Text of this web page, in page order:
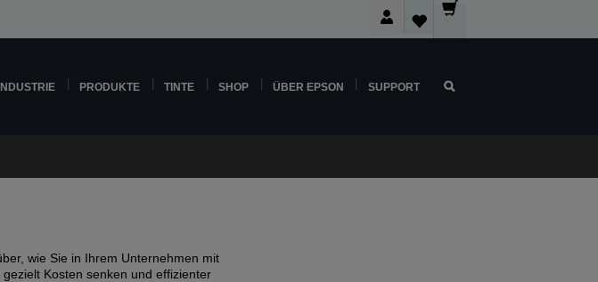
PRODUKTE TINTE SHOP ÜBER EPSON SUPPORT
wie Sie in Ihrem Unternehmen mit
Kosten senken und effizienter